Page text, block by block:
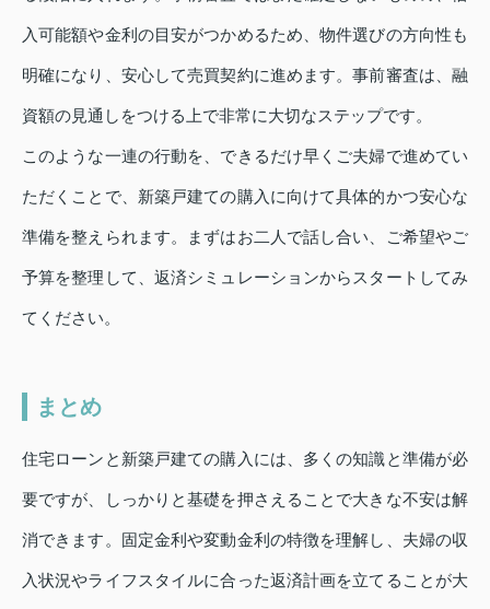
入可能額や金利の目安がつかめるため、物件選びの方向性も
明確になり、安心して売買契約に進めます。事前審査は、融
資額の見通しをつける上で非常に大切なステップです。
このような一連の行動を、できるだけ早くご夫婦で進めてい
ただくことで、新築戸建ての購入に向けて具体的かつ安心な
準備を整えられます。まずはお二人で話し合い、ご希望やご
予算を整理して、返済シミュレーションからスタートしてみ
てください。
まとめ
住宅ローンと新築戸建ての購入には、多くの知識と準備が必
要ですが、しっかりと基礎を押さえることで大きな不安は解
消できます。固定金利や変動金利の特徴を理解し、夫婦の収
入状況やライフスタイルに合った返済計画を立てることが大